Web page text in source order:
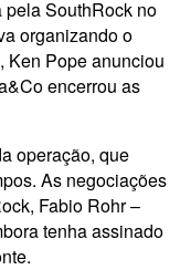
pela SouthRock no
organizando o
Ken Pope anunciou
encerrou as
operação, que
As negociações
Fabio Rohr –
tenha assinado